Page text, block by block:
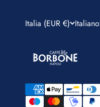
Italia (EUR €) Italiano